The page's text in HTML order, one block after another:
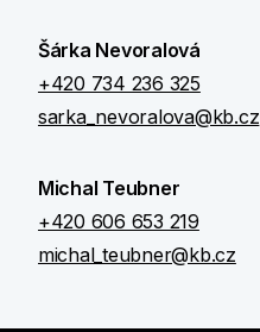
Šárka Nevoralová
+420 734 236 325
sarka_nevoralova@kb.cz
Michal Teubner
+420 606 653 219
michal_teubner@kb.cz